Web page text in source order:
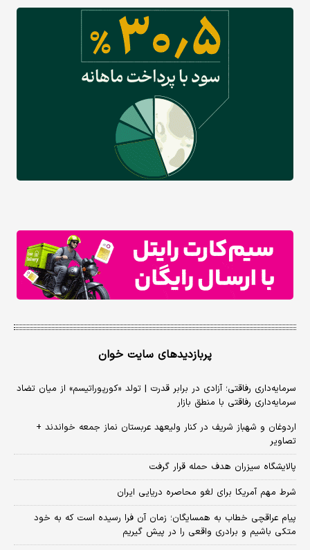
پربازدیدهای سایت خوان
سرمایه‌داری رفاقتی؛ آزادی در برابر قدرت | تولد «کورپوراتیسم» از میان تضاد
سرمایه‌داری رفاقتی با منطق بازار
اردوغان و شهباز شریف در کنار ولیعهد عربستان نماز جمعه خواندند +
تصاویر
پالایشگاه سیزران هدف حمله قرار گرفت
شرط مهم آمریکا برای لغو محاصره دریایی ایران
پیام عراقچی خطاب به همسایگان؛ زمان آن فرا رسیده است که به خود
متکی باشیم و برادری واقعی را در پیش گیریم